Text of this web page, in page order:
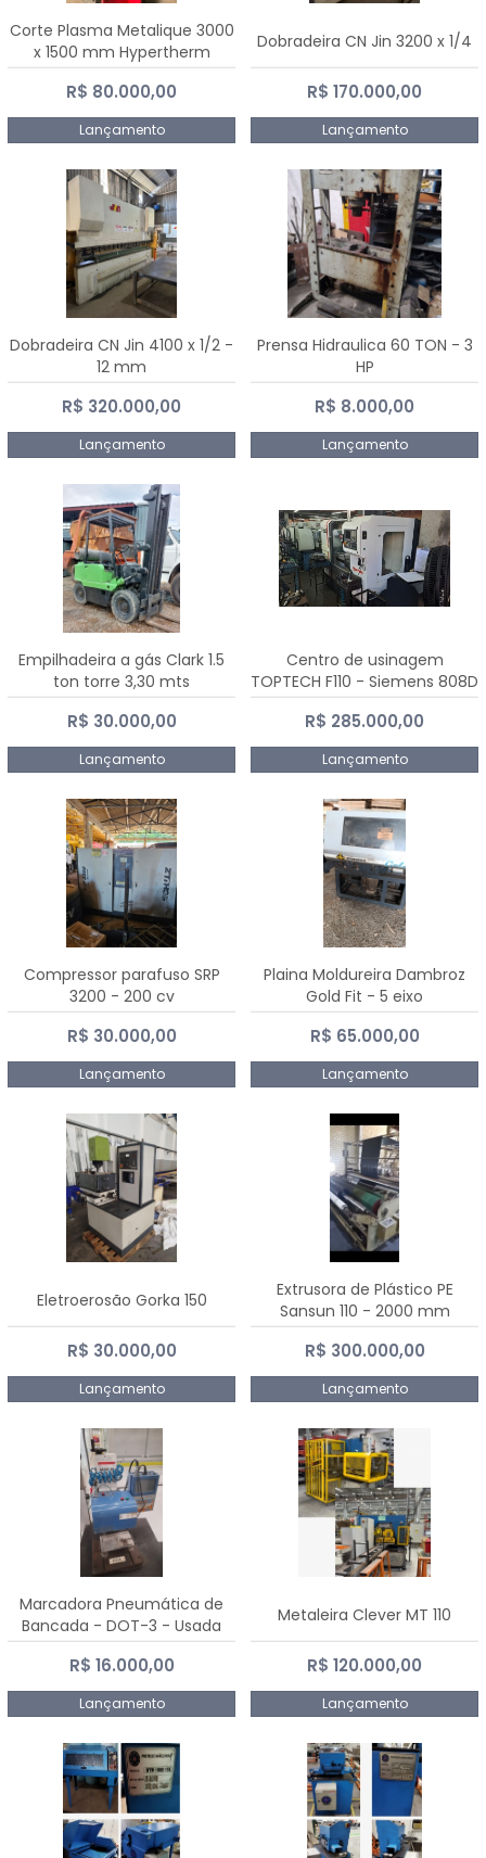
Corte Plasma Metalique 3000
x 1500 mm Hypertherm
Powermax 45 xp
R$ 80.000,00
Lançamento
Dobradeira CN Jin 3200 x 1/4
R$ 170.000,00
Lançamento
Dobradeira CN Jin 4100 x 1/2 -
12 mm
R$ 320.000,00
Lançamento
Prensa Hidraulica 60 TON - 3
HP
R$ 8.000,00
Lançamento
Empilhadeira a gás Clark 1.5
ton torre 3,30 mts
R$ 30.000,00
Lançamento
Centro de usinagem
TOPTECH F110 - Siemens 808D
Advanced
R$ 285.000,00
Lançamento
Compressor parafuso SRP
3200 - 200 cv
R$ 30.000,00
Lançamento
Plaina Moldureira Dambroz
Gold Fit - 5 eixo
R$ 65.000,00
Lançamento
Eletroerosão Gorka 150
R$ 30.000,00
Lançamento
Extrusora de Plástico PE
Sansun 110 - 2000 mm
R$ 300.000,00
Lançamento
Marcadora Pneumática de
Bancada - DOT-3 - Usada
R$ 16.000,00
Lançamento
Metaleira Clever MT 110
R$ 120.000,00
Lançamento